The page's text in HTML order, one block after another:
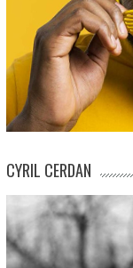
CYRIL CERDAN